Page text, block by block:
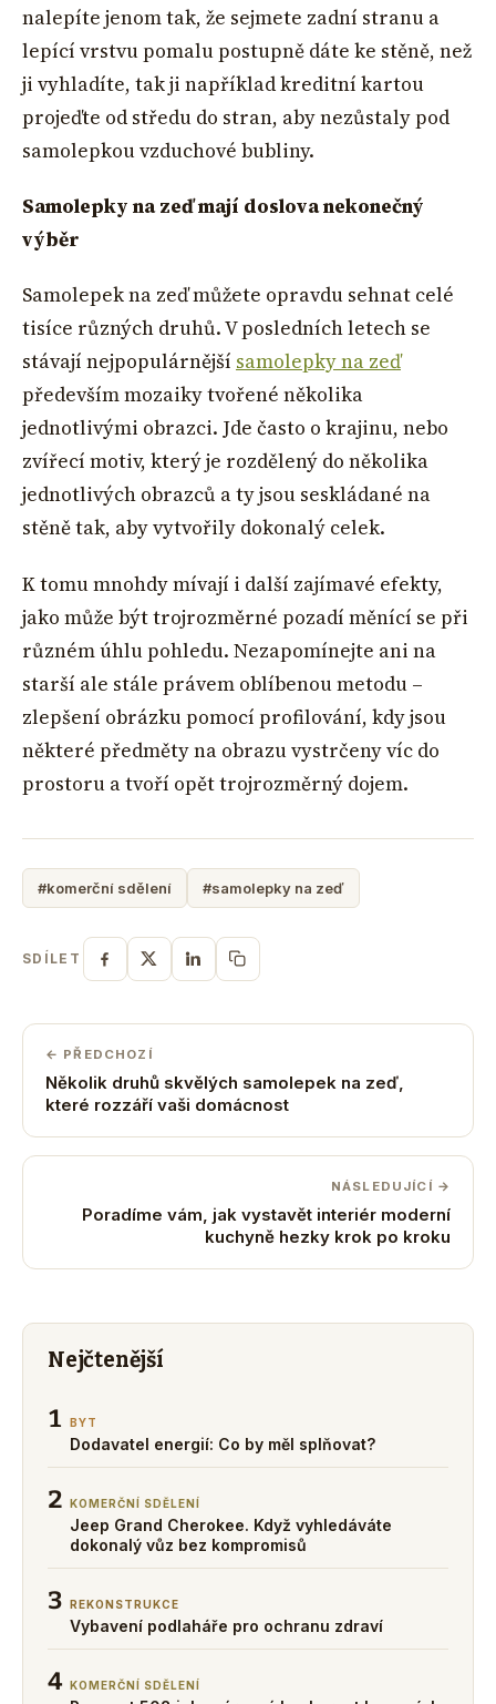
nalepíte jenom tak, že sejmete zadní stranu a
lepící vrstvu pomalu postupně dáte ke stěně, než
ji vyhladíte, tak ji například kreditní kartou
projeďte od středu do stran, aby nezůstaly pod
samolepkou vzduchové bubliny.
Samolepky na zeď mají doslova nekonečný
výběr
Samolepek na zeď můžete opravdu sehnat celé
tisíce různých druhů. V posledních letech se
stávají nejpopulárnější samolepky na zeď
především mozaiky tvořené několika
jednotlivými obrazci. Jde často o krajinu, nebo
zvířecí motiv, který je rozdělený do několika
jednotlivých obrazců a ty jsou seskládané na
stěně tak, aby vytvořily dokonalý celek.
K tomu mnohdy mívají i další zajímavé efekty,
jako může být trojrozměrné pozadí měnící se při
různém úhlu pohledu. Nezapomínejte ani na
starší ale stále právem oblíbenou metodu –
zlepšení obrázku pomocí profilování, kdy jsou
některé předměty na obrazu vystrčeny víc do
prostoru a tvoří opět trojrozměrný dojem.
#komerční sdělení #samolepky na zeď
SDÍLET
← PŘEDCHOZÍ
Několik druhů skvělých samolepek na zeď,
které rozzáří vaši domácnost
NÁSLEDUJÍCÍ →
Poradíme vám, jak vystavět interiér moderní
kuchyně hezky krok po kroku
Nejčtenější
1 BYT
Dodavatel energií: Co by měl splňovat?
2 KOMERČNÍ SDĚLENÍ
Jeep Grand Cherokee. Když vyhledáváte
dokonalý vůz bez kompromisů
3 REKONSTRUKCE
Vybavení podlaháře pro ochranu zdraví
4 KOMERČNÍ SDĚLENÍ